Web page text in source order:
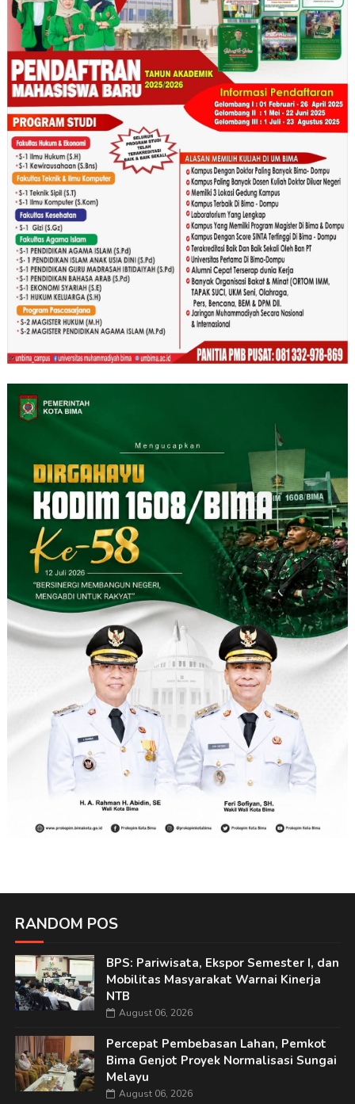
RANDOM POS
BPS: Pariwisata, Ekspor Semester I, dan
Mobilitas Masyarakat Warnai Kinerja
NTB
August 06, 2026
Percepat Pembebasan Lahan, Pemkot
Bima Genjot Proyek Normalisasi Sungai
Melayu
August 06, 2026